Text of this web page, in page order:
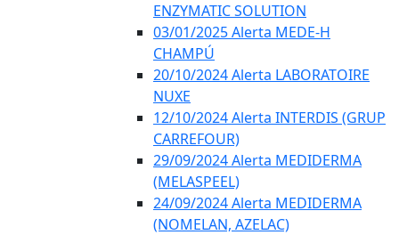
ENZYMATIC SOLUTION
03/01/2025 Alerta MEDE-H
CHAMPÚ
20/10/2024 Alerta LABORATOIRE
NUXE
12/10/2024 Alerta INTERDIS (GRUP
CARREFOUR)
29/09/2024 Alerta MEDIDERMA
(MELASPEEL)
24/09/2024 Alerta MEDIDERMA
(NOMELAN, AZELAC)